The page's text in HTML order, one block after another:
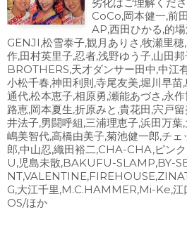
CoCo,岡本健一,前
AP,西田ひかる,的
GENJI,松雪泰子,観月ありさ,牧瀬里
作,田村英里子,忍者,浅野ゆう子,山田
BROTHERS,天才ダンサー田中,中江
小松千春,神田利則,寺尾友美,堀川早
通代,松本恵子,相原勇,瀬能あづさ,永
路恵,岡本夏生,折原みと,貴花田,宍戸
井法子,男闘呼組,三浦理恵子,浜田万葉
嶋美智代,高橋由美子,菊池健一郎,チ
郎,中山忍,織田裕二,CHA-CHA,ピン
U,児島未散,BAKUFU-SLAMP,BY-
G,大江千里,M.C.HAMMER,Mi-Ke,江
OS/ほか